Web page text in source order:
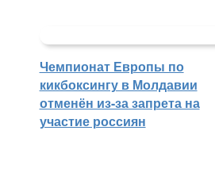
Чемпионат Европы по
кикбоксингу в Молдавии
отменён из-за запрета на
участие россиян